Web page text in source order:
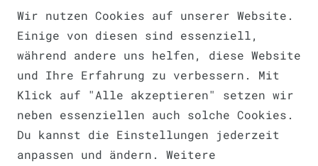
Wir nutzen Cookies auf unserer Website.
Einige von diesen sind essenziell,
während andere uns helfen, diese Website
und Ihre Erfahrung zu verbessern. Mit
Klick auf "Alle akzeptieren" setzen wir
neben essenziellen auch solche Cookies.
Du kannst die Einstellungen jederzeit
anpassen und ändern. Weitere
Barrierefreiheitserklärung
Widerrufs­recht VERTRAG WIDERRUFEN